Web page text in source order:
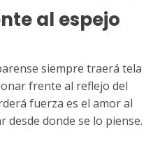
al espejo
siempre traerá tela
frente al reflejo del
fuerza es el amor al
desde donde se lo piense.